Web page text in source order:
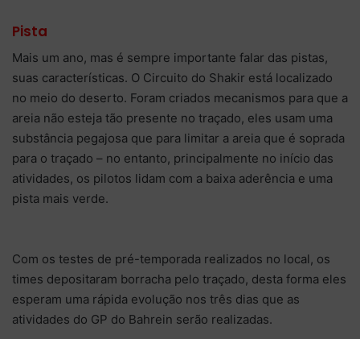
Pista
Mais um ano, mas é sempre importante falar das pistas,
suas características. O Circuito do Shakir está localizado
no meio do deserto. Foram criados mecanismos para que a
areia não esteja tão presente no traçado, eles usam uma
substância pegajosa que para limitar a areia que é soprada
para o traçado – no entanto, principalmente no início das
atividades, os pilotos lidam com a baixa aderência e uma
pista mais verde.
Com os testes de pré-temporada realizados no local, os
times depositaram borracha pelo traçado, desta forma eles
esperam uma rápida evolução nos três dias que as
atividades do GP do Bahrein serão realizadas.